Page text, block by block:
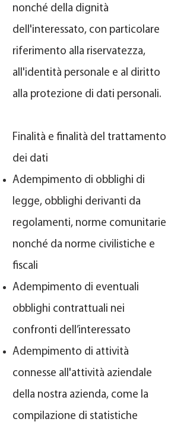
nonché della dignità
dell'interessato, con particolare
riferimento alla riservatezza,
all'identità personale e al diritto
alla protezione di dati personali.
Finalità e finalità del trattamento
dei dati
Adempimento di obblighi di
legge, obblighi derivanti da
regolamenti, norme comunitarie
nonché da norme civilistiche e
fiscali
Adempimento di eventuali
obblighi contrattuali nei
confronti dell’interessato
Adempimento di attività
connesse all'attività aziendale
della nostra azienda, come la
compilazione di statistiche